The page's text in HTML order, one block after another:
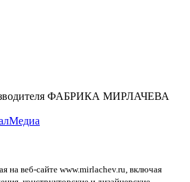
ФАБРИКА МИРЛАЧЕВА
на веб-сайте www.mirlachev.ru, включая